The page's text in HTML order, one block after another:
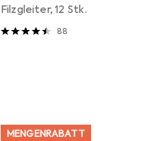
Filzgleiter, 12 Stk.
88
MENGENRABATT